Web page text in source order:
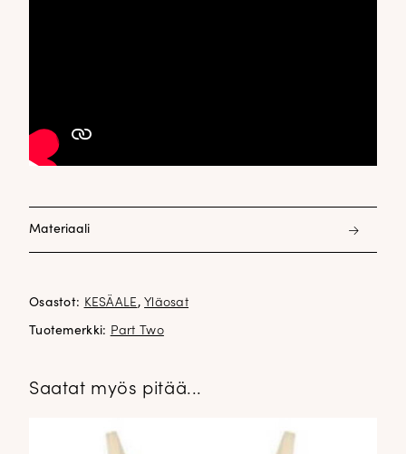
Materiaali
Osastot: KESÄALE, Yläosat
Tuotemerkki: Part Two
Saatat myös pitää...